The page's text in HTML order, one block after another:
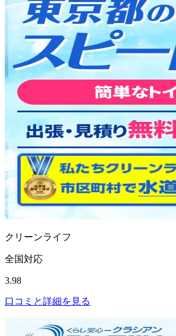
クリーンライフ
全国対応
3.98
口コミと詳細を見る